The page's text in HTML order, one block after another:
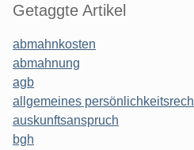
Getaggte Artikel
abmahnkosten
abmahnung
agb
allgemeines
auskunftsanspruch
bgh